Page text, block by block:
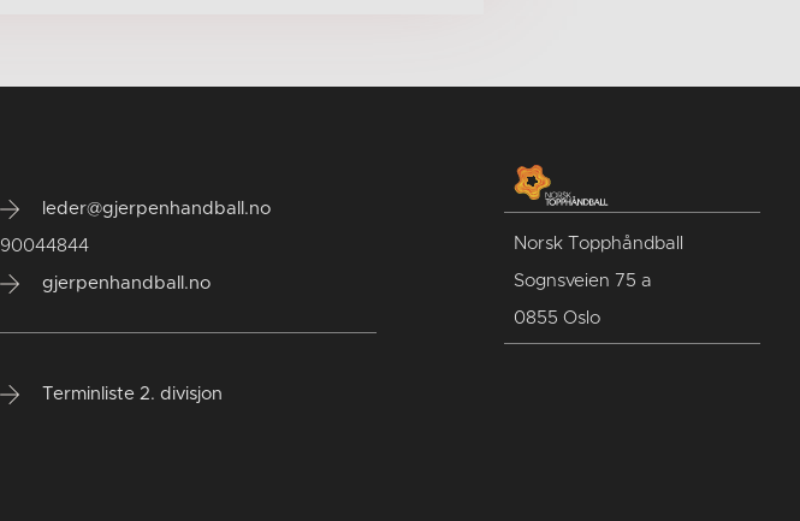
leder@gjerpenhandball.no
90044844
gjerpenhandball.no
Terminliste 2. divisjon
Norsk Topphåndball
Sognsveien 75 a
0855 Oslo